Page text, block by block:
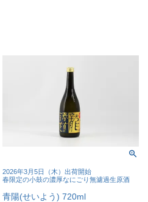
2026年3月5日（木）出荷開始
春限定の小鼓の濃厚なにごり無濾過生原酒
青陽(せいよう) 720ml